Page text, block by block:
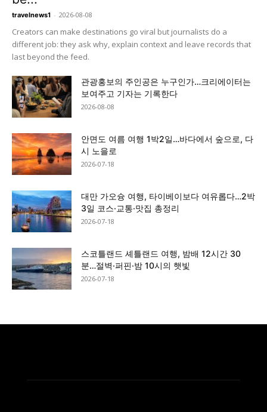
travelnews1 - 2026-08-08
Creators can make destinations go viral but journalists do a
different job: they ask why, explain context and leave records that
last beyond the feed.
관광홍보의 주인공은 누구인가…크리에이터는
보여주고 기자는 기록한다
2026-08-08
안면도 여름 여행 1박2일…바다에서 숲으로, 다
시 노을로
2026-07-18
대만 가오슝 여행, 타이베이보다 여유롭다…2박
3일 코스·교통·맛집 총정리
2026-07-18
스코틀랜드 셰틀랜드 여행, 밤배 12시간 30
분…절벽·퍼핀·밤 10시의 햇빛
2026-07-18